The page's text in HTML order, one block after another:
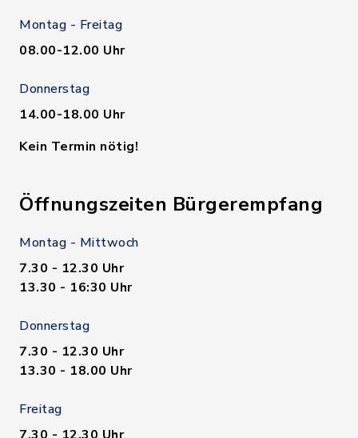
Montag - Freitag
08.00-12.00 Uhr
Donnerstag
14.00-18.00 Uhr
Kein Termin nötig!
Öffnungszeiten Bürgerempfang
Montag - Mittwoch
7.30 - 12.30 Uhr
13.30 - 16:30 Uhr
Donnerstag
7.30 - 12.30 Uhr
13.30 - 18.00 Uhr
Freitag